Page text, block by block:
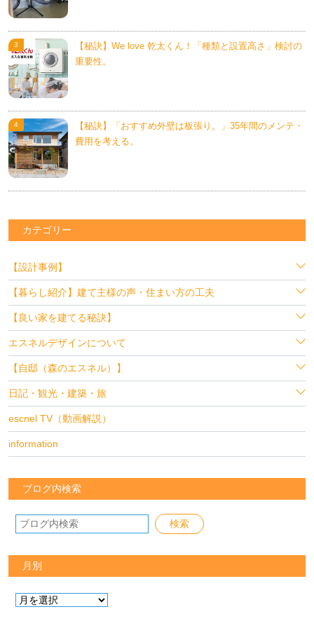
【秘訣】We love 乾太くん！「種類と設置高さ」検討の
重要性。
【秘訣】「おすすめ外壁は板張り。」35年間のメンテ・
費用を考える。
カテゴリー
【設計事例】
【暮らし紹介】建て主様の声・住まい方の工夫
【良い家を建てる秘訣】
エスネルデザインについて
【自邸（森のエスネル）】
日記・観光・建築・旅
escnel TV（動画解説）
information
ブログ内検索
月別